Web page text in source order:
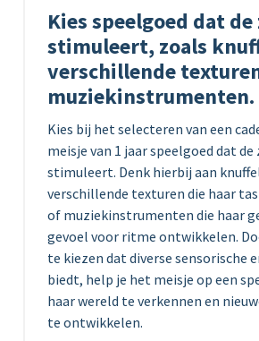
Kies speelgoed dat
stimuleert, zoals
verschillende
muziekinstrumenten.
Kies bij het selecteren van een
meisje van 1 jaar speelgoed dat
stimuleert. Denk hierbij aan
verschillende texturen die haar
of muziekinstrumenten die haar
gevoel voor ritme ontwikkelen.
te kiezen dat diverse sensorische
biedt, help je het meisje op een
haar wereld te verkennen en
te ontwikkelen.